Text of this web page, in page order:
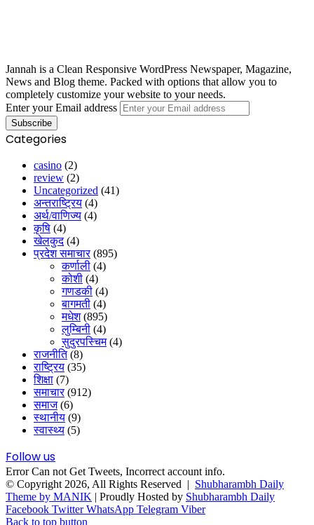
Jannah is a Clean Responsive WordPress Newspaper, Magazine,
News and Blog theme. Packed with options that allow you to
completely customize your website to your needs.
Enter your Email address
Categories
casino (2)
review (2)
Uncategorized (41)
अन्तराष्ट्रिय (4)
अर्थ/वाणिज्य (4)
कृषि (4)
खेलकुद(4)
प्रदेश समाचार(895)
कर्णाली (4)
कोशी (4)
गणडकी (4)
बागमती (4)
मधेश(895)
लुम्बिनी (4)
सुदुरपस्चिम(4)
राजनीति(8)
राष्ट्रिय (35)
शिक्षा (7)
समाचार(912)
समाज(6)
स्थानीय (9)
स्वास्थ्य (5)
Follow us
Error Can not Get Tweets, Incorrect account info.
© Copyright 2026, All Rights Reserved | Shubharambh Daily
Theme by MANIK | Proudly Hosted by Shubharambh Daily
Facebook Twitter WhatsApp Telegram Viber
Back to top button